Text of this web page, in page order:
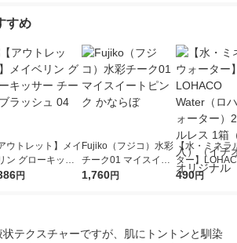
すめ
アウトレット】メイ
ン グローキッサ
ークブラッシュ
円
Fujiko（フジコ）水彩
チーク01 マイスイー
トピンク かならぼ
1,760円
【水・ミネラ
ター】
r（ロハコウ
490円
テクスチャーですが、肌にトントンと馴染